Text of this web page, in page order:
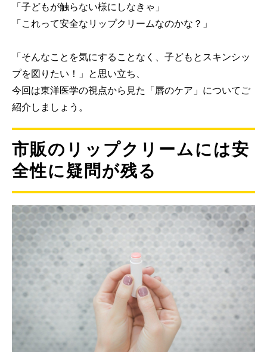
「子どもが触らない様にしなきゃ」
「これって安全なリップクリームなのかな？」
「そんなことを気にすることなく、子どもとスキンシッ
プを図りたい！」と思い立ち、
今回は東洋医学の視点から見た「唇のケア」についてご
紹介しましょう。
市販のリップクリームには安
全性に疑問が残る